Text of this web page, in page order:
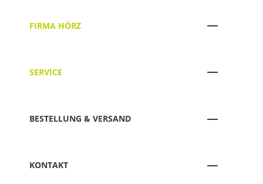
FIRMA HÖRZ
SERVICE
BESTELLUNG & VERSAND
KONTAKT